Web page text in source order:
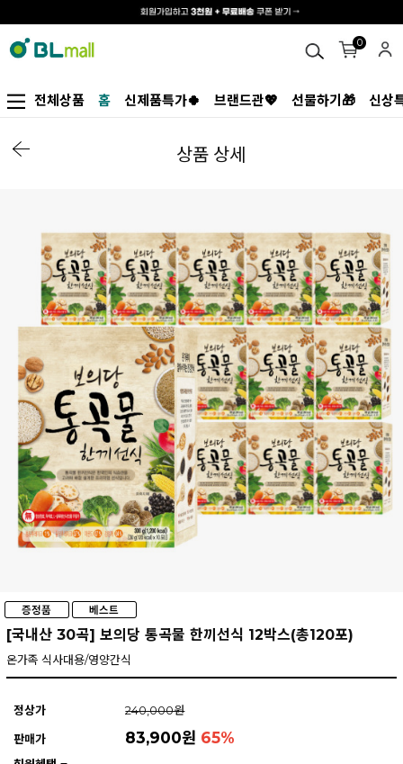
0
전체상품 홈 신제품특가🍀 브랜드관💖 선물하기🎁 신상
상품 상세
[국내산 30곡] 보의당 통곡물 한끼선식 12박스(총120포)
온가족 식사대용/영양간식
정상가
240,000원
판매가
83,900원 65%